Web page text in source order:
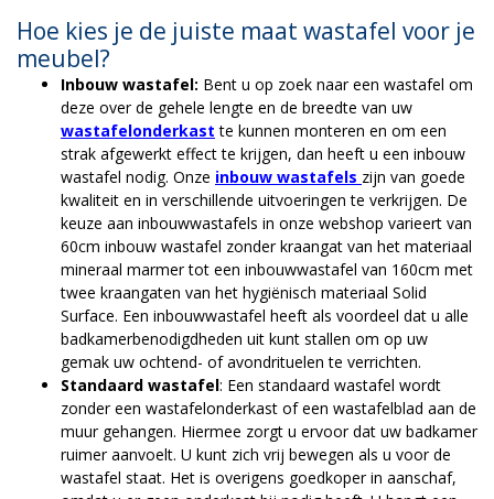
Hoe kies je de juiste maat wastafel voor je
meubel?
Inbouw wastafel: Bent u op zoek naar een wastafel om
deze over de gehele lengte en de breedte van uw
wastafelonderkast te kunnen monteren en om een
strak afgewerkt effect te krijgen, dan heeft u een inbouw
wastafel nodig. Onze inbouw wastafels zijn van goede
kwaliteit en in verschillende uitvoeringen te verkrijgen. De
keuze aan inbouwwastafels in onze webshop varieert van
60cm inbouw wastafel zonder kraangat van het materiaal
mineraal marmer tot een inbouwwastafel van 160cm met
twee kraangaten van het hygiënisch materiaal Solid
Surface. Een inbouwwastafel heeft als voordeel dat u alle
badkamerbenodigdheden uit kunt stallen om op uw
gemak uw ochtend- of avondrituelen te verrichten.
Standaard wastafel: Een standaard wastafel wordt
zonder een wastafelonderkast of een wastafelblad aan de
muur gehangen. Hiermee zorgt u ervoor dat uw badkamer
ruimer aanvoelt. U kunt zich vrij bewegen als u voor de
wastafel staat. Het is overigens goedkoper in aanschaf,